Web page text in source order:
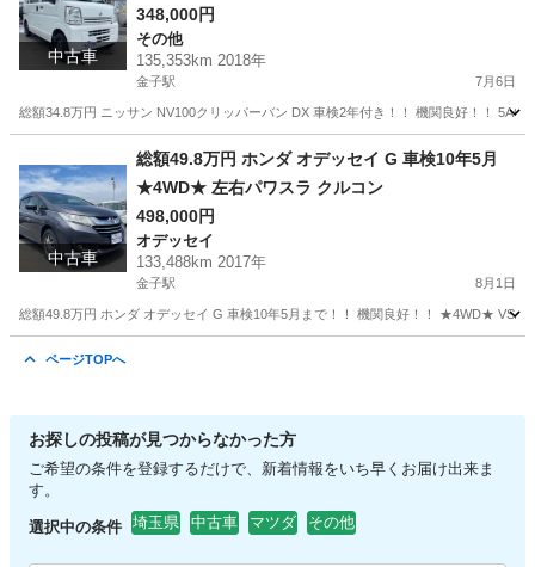
中古車
348,000円
その他
135,353km 2018年
金子駅 7月6日
総額34.8万円 ニッサン NV100クリッパーバン DX 車検2年付き！！ 機関良好！！
金子駅 その他 車両
中古車
総額49.8万円 ホンダ オデッセイ G 車検10年5月
★4WD★ 左右パワスラ クルコン
498,000円
オデッセイ
133,488km 2017年
金子駅 8月1日
総額49.8万円 ホンダ オデッセイ G 車検10年5月まで！！ 機関良好！！ ★4WD★ VSA
ページTOPへ
お探しの投稿が見つからなかった方
ご希望の条件を登録するだけで、新着情報をいち早くお届け出来ま
す。
選択中の条件 埼玉県 中古車 マツダ その他